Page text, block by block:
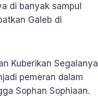
di banyak sampul
Galeb di
Kuberikan Segalanya
pemeran dalam
Sophan Sophiaan.